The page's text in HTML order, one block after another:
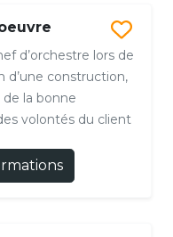
d’orchestre lors de
d’une construction,
de la bonne
volontés du client